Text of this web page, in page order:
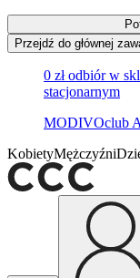
Przejdź do głównej
0 zł odbiór w
stacjonarnym
MODIVOclub
KobietyMężczyźni